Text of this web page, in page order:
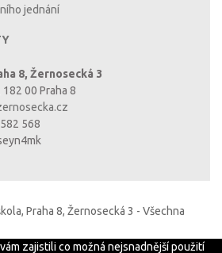
jednání
8, Žernosecká 3
00 Praha 8
568
Praha 8, Žernosecká 3 - Všechna
zajistili co možná nejsnadnější použití